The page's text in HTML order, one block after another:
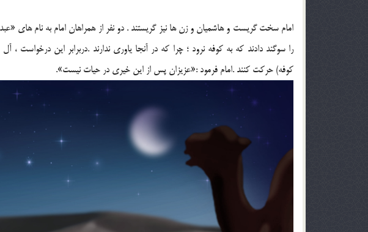
امام سخت گریست و هاشمیان و زن ها نیز گریستند . دو نفر از همراهان امام به نام های
را سوگند دادند که به کوفه نرود ؛ چرا که در آنجا یاوری ندارند .دربرابر این درخواست ،
کوفه) حرکت کنند .امام فرمود :«عزیزان پس از این خیری در حیات نیست».